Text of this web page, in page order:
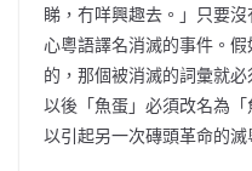
睇，冇咩興趣去。」只要
心粵語譯名消滅的事件。
的，那個被消滅的詞彙就
以後「魚蛋」必須改名為
以引起另一次磚頭革命的滅